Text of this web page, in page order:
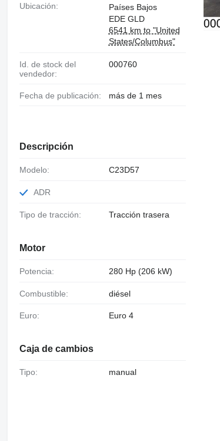
Ubicación:
Países Bajos
EDE GLD
6541 km to "United
States/Columbus"
Id. de stock del
vendedor:
000760
Fecha de publicación: más de 1 mes
Descripción
Modelo: C23D57
ADR
Tipo de tracción: Tracción trasera
Motor
Potencia: 280 Hp (206 kW)
Combustible: diésel
Euro: Euro 4
Caja de cambios
Tipo: manual